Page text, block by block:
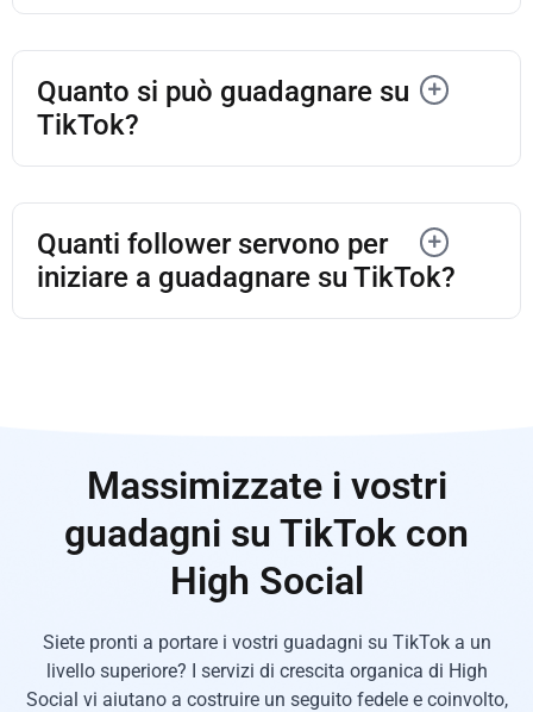
Quanto si può guadagnare su
TikTok?
Quanti follower servono per
iniziare a guadagnare su TikTok?
Massimizzate i vostri
guadagni su TikTok con
High Social
Siete pronti a portare i vostri guadagni su TikTok a un
livello superiore? I servizi di crescita organica di High
Social vi aiutano a costruire un seguito fedele e coinvolto,